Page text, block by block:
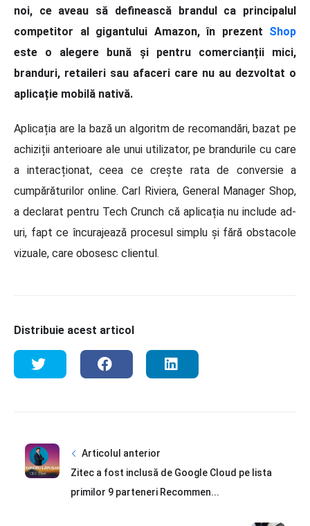
noi, ce aveau să definească brandul ca principalul
competitor al gigantului Amazon, în prezent Shop
este o alegere bună și pentru comercianții mici,
branduri, retaileri sau afaceri care nu au dezvoltat o
aplicație mobilă nativă.
Aplicația are la bază un algoritm de recomandări, bazat pe
achiziții anterioare ale unui utilizator, pe brandurile cu care
a interacționat, ceea ce crește rata de conversie a
cumpărăturilor online. Carl Riviera, General Manager Shop,
a declarat pentru Tech Crunch că aplicația nu include ad-
uri, fapt ce încurajează procesul simplu și fără obstacole
vizuale, care obosesc clientul.
Distribuie acest articol
Articolul anterior
Zitec a fost inclusă de Google Cloud pe lista
primilor 9 parteneri Recommen...